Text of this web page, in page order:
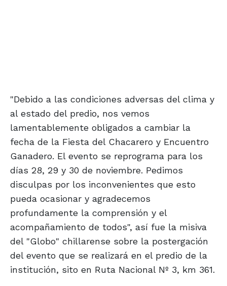
"Debido a las condiciones adversas del clima y
al estado del predio, nos vemos
lamentablemente obligados a cambiar la
fecha de la Fiesta del Chacarero y Encuentro
Ganadero. El evento se reprograma para los
días 28, 29 y 30 de noviembre. Pedimos
disculpas por los inconvenientes que esto
pueda ocasionar y agradecemos
profundamente la comprensión y el
acompañamiento de todos", así fue la misiva
del "Globo" chillarense sobre la postergación
del evento que se realizará en el predio de la
institución, sito en Ruta Nacional Nº 3, km 361.